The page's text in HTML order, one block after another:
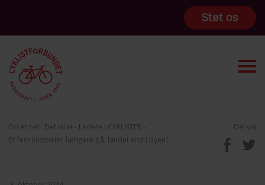
Støt os
Du er her: Det vil vi
Ledere i CYKLISTER
Er fem kilometer længere på landet end i byen?
Del via